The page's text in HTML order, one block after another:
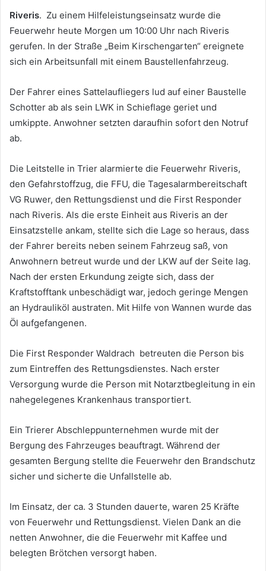
Riveris. Zu einem Hilfeleistungseinsatz wurde die
Feuerwehr heute Morgen um 10:00 Uhr nach Riveris
gerufen. In der Straße „Beim Kirschengarten“ ereignete
sich ein Arbeitsunfall mit einem Baustellenfahrzeug.
Der Fahrer eines Sattelaufliegers lud auf einer Baustelle
Schotter ab als sein LWK in Schieflage geriet und
umkippte. Anwohner setzten daraufhin sofort den Notruf
ab.
Die Leitstelle in Trier alarmierte die Feuerwehr Riveris,
den Gefahrstoffzug, die FFU, die Tagesalarmbereitschaft
VG Ruwer, den Rettungsdienst und die First Responder
nach Riveris. Als die erste Einheit aus Riveris an der
Einsatzstelle ankam, stellte sich die Lage so heraus, dass
der Fahrer bereits neben seinem Fahrzeug saß, von
Anwohnern betreut wurde und der LKW auf der Seite lag.
Nach der ersten Erkundung zeigte sich, dass der
Kraftstofftank unbeschädigt war, jedoch geringe Mengen
an Hydrauliköl austraten. Mit Hilfe von Wannen wurde das
Öl aufgefangenen.
Die First Responder Waldrach betreuten die Person bis
zum Eintreffen des Rettungsdienstes. Nach erster
Versorgung wurde die Person mit Notarztbegleitung in ein
nahegelegenes Krankenhaus transportiert.
Ein Trierer Abschleppunternehmen wurde mit der
Bergung des Fahrzeuges beauftragt. Während der
gesamten Bergung stellte die Feuerwehr den Brandschutz
sicher und sicherte die Unfallstelle ab.
Im Einsatz, der ca. 3 Stunden dauerte, waren 25 Kräfte
von Feuerwehr und Rettungsdienst. Vielen Dank an die
netten Anwohner, die die Feuerwehr mit Kaffee und
belegten Brötchen versorgt haben.